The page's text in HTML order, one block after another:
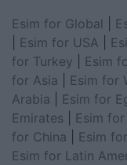
Esim for Global
Esim for USA
for Turkey
Esim
for Asia
Esim for
Arabia
Esim for
Emirates
Esim
for China
Esim
Esim for Latin